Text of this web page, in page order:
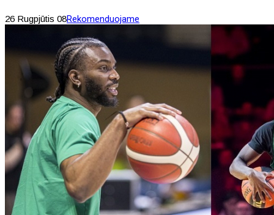
26 Rugpjūtis 08Rekomenduojame